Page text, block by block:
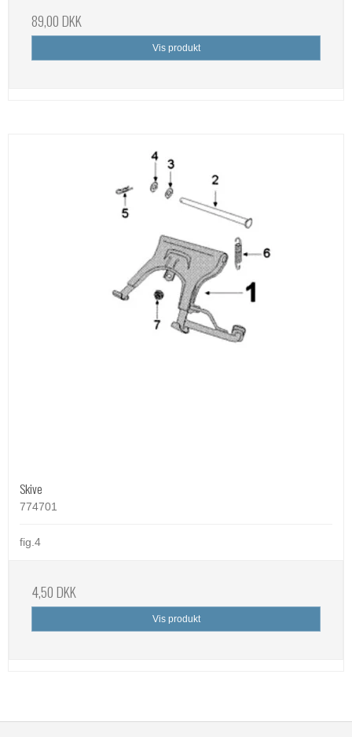
89,00 DKK
Vis produkt
Skive
774701
fig.4
4,50 DKK
Vis produkt